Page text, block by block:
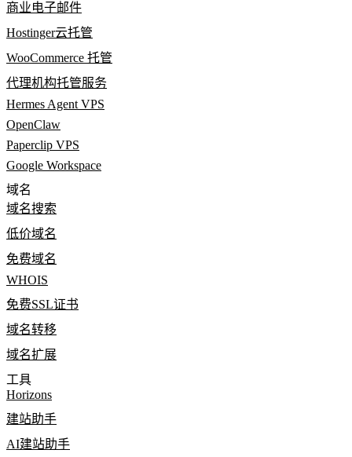
商业电子邮件
Hostinger云托管
WooCommerce 托管
代理机构托管服务
Hermes Agent VPS
OpenClaw
Paperclip VPS
Google Workspace
域名
域名搜索
低价域名
免费域名
WHOIS
免费SSL证书
域名转移
域名扩展
工具
Horizons
建站助手
AI建站助手